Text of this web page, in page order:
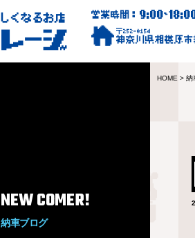
営業時間：9:00~
〒252-0154
神奈川県相模原
NEW COMER!
納車ブログ
HOME > 納